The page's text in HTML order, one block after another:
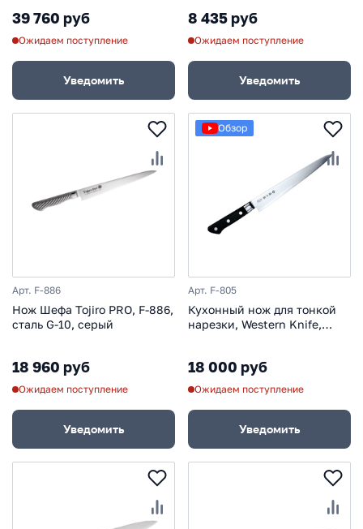
39 760 руб
Ожидаем поступление
Уведомить
8 435 руб
Ожидаем поступление
Уведомить
Арт. F-886
Нож Шефа Tojiro PRO, F-886,
сталь G-10, серый
18 960 руб
Ожидаем поступление
Уведомить
Обзор
Арт. F-805
Кухонный нож для тонкой
нарезки, Western Knife,
18 000 руб
Ожидаем поступление
Уведомить